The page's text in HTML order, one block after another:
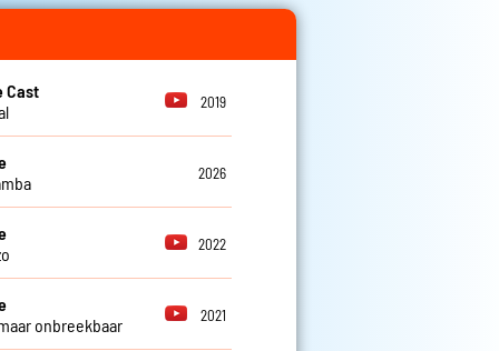
Cast
2019
2026
2022
onbreekbaar
2021